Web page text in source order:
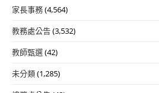
家長事務(4,564)
教務處公告(3,532)
教師甄選(42)
未分類(1,285)